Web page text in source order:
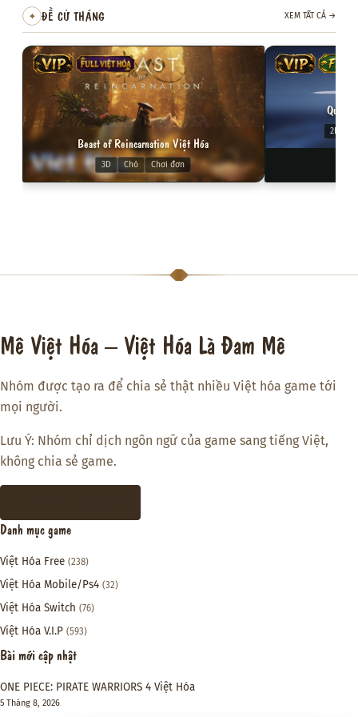
✦ ĐỀ CỬ THÁNG XEM TẤT CẢ →
VIP FULL VIỆT HÓA
Beast of Reincarnation Việt Hóa
3D Chó Chơi đơn
VIP FREE
Quỷ
2D
Mê Việt Hóa – Việt Hóa Là Đam Mê
Nhóm được tạo ra để chia sẻ thật nhiều Việt hóa game tới
mọi người.
Lưu Ý: Nhóm chỉ dịch ngôn ngữ của game sang tiếng Việt,
không chia sẻ game.
Danh mục game
Việt Hóa Free (238)
Việt Hóa Mobile/Ps4 (32)
Việt Hóa Switch (76)
Việt Hóa V.I.P (593)
Bài mới cập nhật
ONE PIECE: PIRATE WARRIORS 4 Việt Hóa
5 Tháng 8, 2026